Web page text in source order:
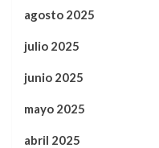
agosto 2025
julio 2025
junio 2025
mayo 2025
abril 2025